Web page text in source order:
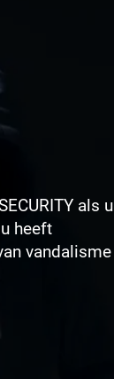
als u
heeft
vandalisme